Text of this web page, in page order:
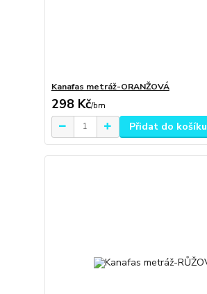
Kanafas metráž-ORANŽOVÁ
298 Kč/bm
Přidat do košíku